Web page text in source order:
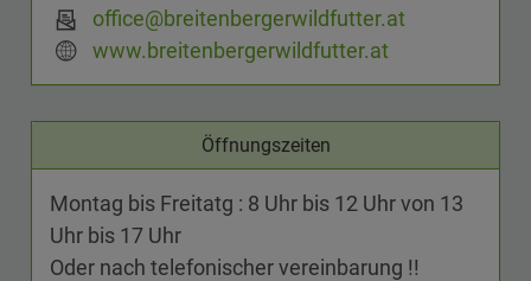
office@breitenbergerwildfutter.at
www.breitenbergerwildfutter.at
Öffnungszeiten
Montag bis Freitatg : 8 Uhr bis 12 Uhr von 13
Uhr bis 17 Uhr
Oder nach telefonischer vereinbarung !!